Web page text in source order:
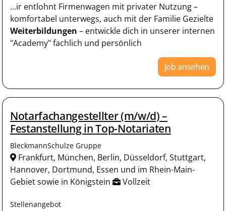
...ir entlohnt Firmenwagen mit privater Nutzung –
komfortabel unterwegs, auch mit der Familie Gezielte
Weiterbildungen – entwickle dich in unserer internen
"Academy" fachlich und persönlich
Job ansehen
Notarfachangestellter (m/w/d) –
Festanstellung in Top-Notariaten
BleckmannSchulze Gruppe
Frankfurt, München, Berlin, Düsseldorf, Stuttgart,
Hannover, Dortmund, Essen und im Rhein-Main-
Gebiet sowie in Königstein
Vollzeit
Stellenangebot